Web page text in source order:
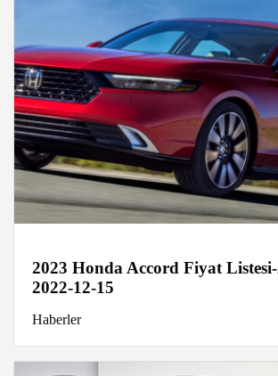
2023 Honda Accord Fiyat
2022-12-15
Haberler